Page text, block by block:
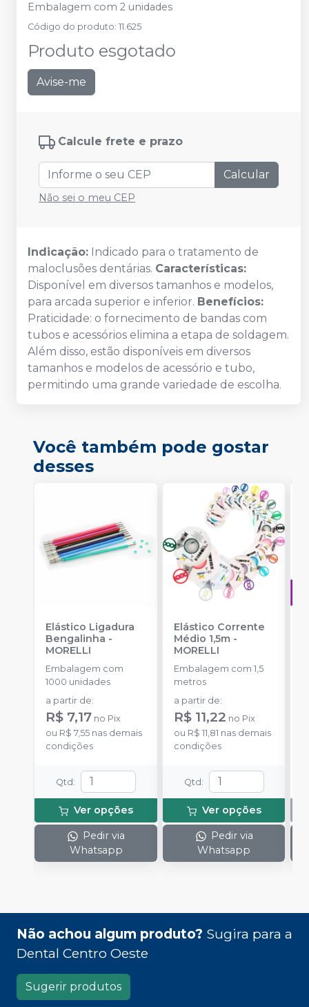
Embalagem com 2 unidades
Código do produto: 11.625
Produto esgotado
Avise-me
Calcule frete e prazo
Calcular
Não sei o meu CEP
Indicação: Indicado para o tratamento de
maloclusões dentárias. Características:
Disponível em diversos tamanhos e modelos,
para arcada superior e inferior. Benefícios:
Praticidade: o fornecimento de bandas com
tubos e acessórios elimina a etapa de soldagem.
Além disso, estão disponíveis em diversos
tamanhos e modelos de acessório e tubo,
permitindo uma grande variedade de escolha.
Você também pode gostar
desses
Elástico Ligadura
Bengalinha -
MORELLI
Embalagem com
1000 unidades
a partir de:
R$ 7,17 no Pix
ou R$ 7,55 nas demais
condições
Qtd :
Ver opções
Pedir via
Whatsapp
Elástico Corrente
Médio 1,5m-
MORELLI
Embalagem com 1,5
metros
a partir de:
R$ 11,22 no Pix
ou R$ 11,81 nas demais
condições
Qtd :
Ver opções
Pedir via
Whatsapp
Não achou algum produto? Sugira para a
Dental Centro Oeste
Sugerir produtos